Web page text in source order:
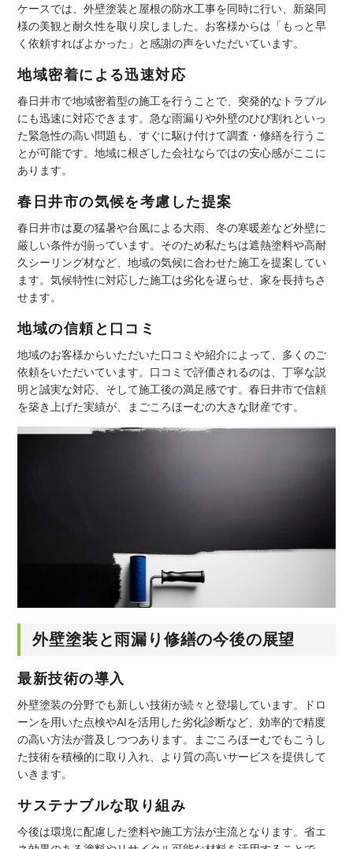
ケースでは、外壁塗装と屋根の防水工事を同時に行い、新築同
様の美観と耐久性を取り戻しました。お客様からは「もっと早
く依頼すればよかった」と感謝の声をいただいています。
地域密着による迅速対応
春日井市で地域密着型の施工を行うことで、突発的なトラブル
にも迅速に対応できます。急な雨漏りや外壁のひび割れといっ
た緊急性の高い問題も、すぐに駆け付けて調査・修繕を行うこ
とが可能です。地域に根ざした会社ならではの安心感がここに
あります。
春日井市の気候を考慮した提案
春日井市は夏の猛暑や台風による大雨、冬の寒暖差など外壁に
厳しい条件が揃っています。そのため私たちは遮熱塗料や高耐
久シーリング材など、地域の気候に合わせた施工を提案してい
ます。気候特性に対応した施工は劣化を遅らせ、家を長持ちさ
せます。
地域の信頼と口コミ
地域のお客様からいただいた口コミや紹介によって、多くのご
依頼をいただいています。口コミで評価されるのは、丁寧な説
明と誠実な対応、そして施工後の満足感です。春日井市で信頼
を築き上げた実績が、まごころほーむの大きな財産です。
外壁塗装と雨漏り修繕の今後の展望
最新技術の導入
外壁塗装の分野でも新しい技術が続々と登場しています。ドロ
ーンを用いた点検やAIを活用した劣化診断など、効率的で精度
の高い方法が普及しつつあります。まごころほーむでもこうし
た技術を積極的に取り入れ、より質の高いサービスを提供して
いきます。
サステナブルな取り組み
今後は環境に配慮した塗料や施工方法が主流となります。省エ